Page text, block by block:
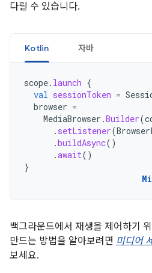
다릴 수 있습니다.
Kotlin 자바
scope. launch {
val sessionToken =
browser =
MediaBrowser .Builder(
. setListener(
.buildAsync()
.await()
}
백그라운드에서 재생을 제어하기
만드는 방법을 알아보려면 미디어
보세요.